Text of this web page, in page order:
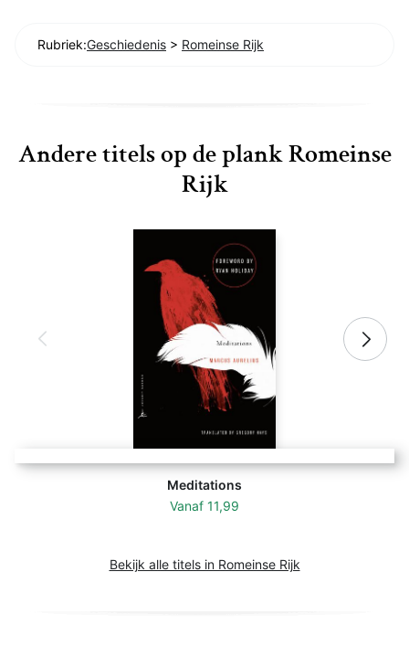
Rubriek:Geschiedenis > Romeinse Rijk
Andere titels op de plank Romeinse
Rijk
Meditations
Vanaf 11,99
Bekijk alle titels in Romeinse Rijk